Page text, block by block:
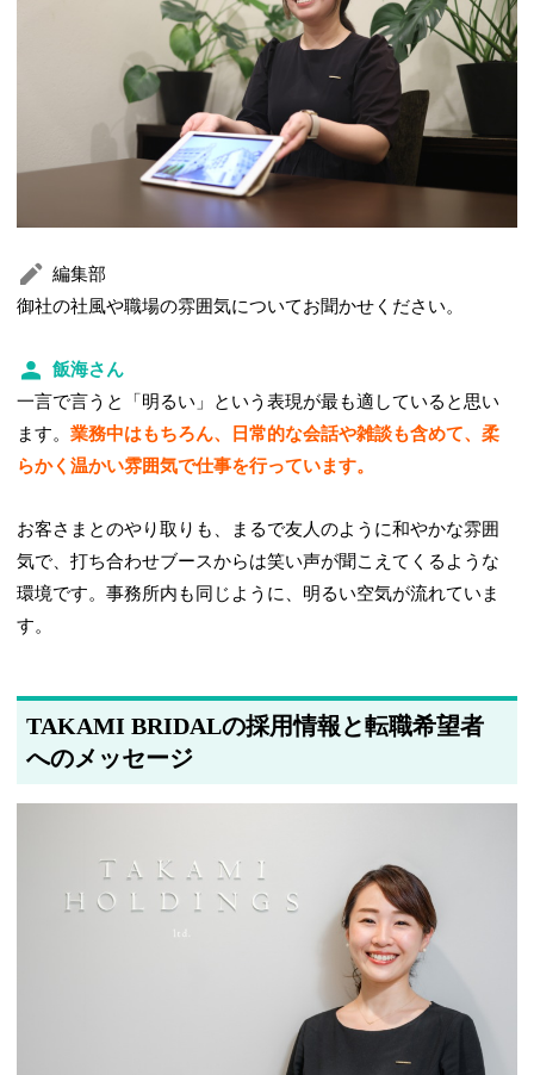
編集部
御社の社風や職場の雰囲気についてお聞かせください。
飯海さん
一言で言うと「明るい」という表現が最も適していると思い
ます。業務中はもちろん、日常的な会話や雑談も含めて、柔
らかく温かい雰囲気で仕事を行っています。
お客さまとのやり取りも、まるで友人のように和やかな雰囲
気で、打ち合わせブースからは笑い声が聞こえてくるような
環境です。事務所内も同じように、明るい空気が流れていま
す。
TAKAMI BRIDALの採用情報と転職希望者
へのメッセージ